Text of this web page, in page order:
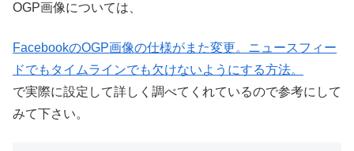
OGP画像については、
FacebookのOGP画像の仕様がまた変更。ニュースフィー
ドでもタイムラインでも欠けないようにする方法。
で実際に設定して詳しく調べてくれているので参考にして
みて下さい。